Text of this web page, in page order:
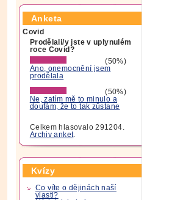
Anketa
Covid
Prodělali/y jste v uplynulém
roce Covid?
(50%)
Ano, onemocnění jsem
prodělala
(50%)
Ne, zatím mě to minulo a
doufám, že to tak zůstane
Celkem hlasovalo 291204.
Archiv anket.
Kvízy
Co víte o dějinách naší
vlasti?